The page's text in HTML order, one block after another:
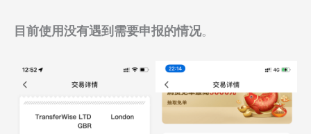
目前使用没有遇到需要申报的情况。